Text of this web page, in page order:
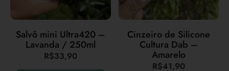
Salvô mini Ultra420 –
Lavanda / 250ml
R$33,90
Cinzeiro de Silicone
Cultura Dab –
Amarelo
R$41,90